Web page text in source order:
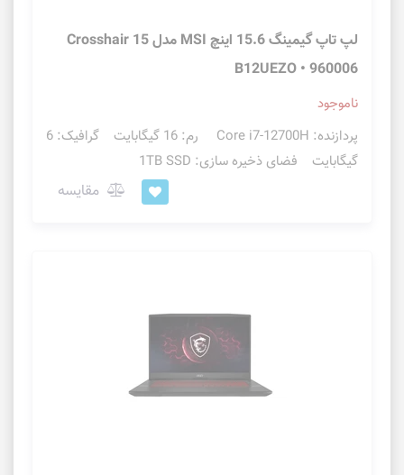
لپ تاپ گیمینگ 15.6 اینچ MSI مدل Crosshair 15
B12UEZO • 960006
ناموجود
پردازنده: Core i7-12700H رم: 16 گیگابایت گرافیک: 6
گیگابایت فضای ذخیره سازی: 1TB SSD
مقایسه